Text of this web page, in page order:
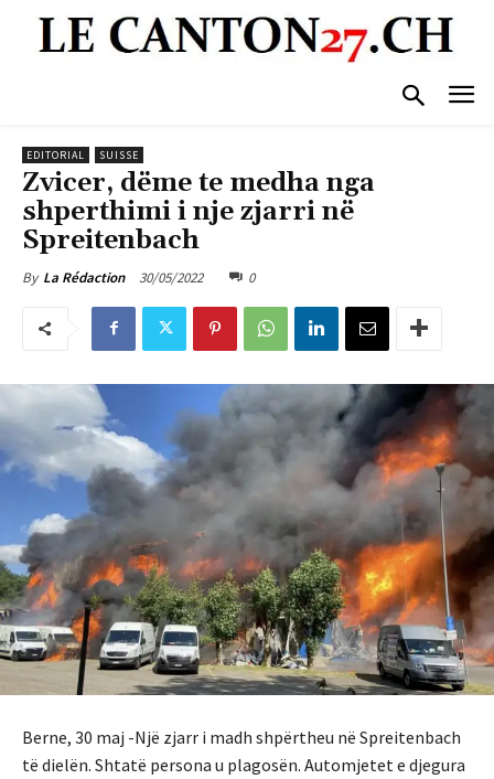
EDITORIAL SUISSE
Zvicer, dëme te medha nga
shperthimi i nje zjarri në
Spreitenbach
By La Rédaction 30/05/2022 0
Berne, 30 maj -Një zjarr i madh shpërtheu në Spreitenbach
të dielën. Shtatë persona u plagosën. Automjetet e djegura